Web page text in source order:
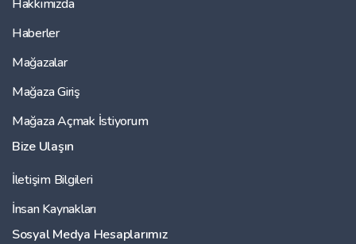
Hakkımızda
Haberler
Mağazalar
Mağaza Giriş
Mağaza Açmak İstiyorum
Bize Ulaşın
İletişim Bilgileri
İnsan Kaynakları
Sosyal Medya Hesaplarımız